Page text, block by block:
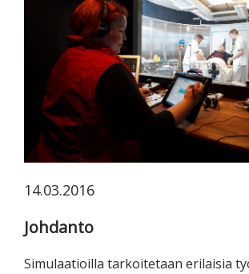
koskevasta
tutkimuksesta
kaikille
kiinnostuneille.
14.03.2016
Johdanto
Simulaatioilla tarkoitetaan erilaisia